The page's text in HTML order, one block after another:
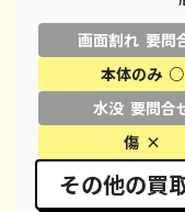
iPhone XS
iPhone XS Max
iPhone X
iPhone 8 Plus
画面割れ 要問
本体のみ ○
水没 要問合
傷 ×
その他の買